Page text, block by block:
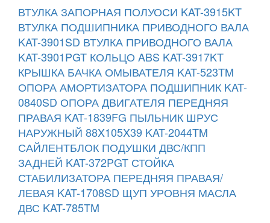
ВТУЛКА ЗАПОРНАЯ ПОЛУОСИ KAT-3915KT
ВТУЛКА ПОДШИПНИКА ПРИВОДНОГО ВАЛА
KAT-3901SD ВТУЛКА ПРИВОДНОГО ВАЛА
KAT-3901PGT КОЛЬЦО ABS KAT-3917KT
КРЫШКА БАЧКА ОМЫВАТЕЛЯ KAT-523TM
ОПОРА АМОРТИЗАТОРА ПОДШИПНИК KAT-
0840SD ОПОРА ДВИГАТЕЛЯ ПЕРЕДНЯЯ
ПРАВАЯ KAT-1839FG ПЫЛЬНИК ШРУС
НАРУЖНЫЙ 88X105X39 KAT-2044TM
САЙЛЕНТБЛОК ПОДУШКИ ДВС/КПП
ЗАДНЕЙ KAT-372PGT СТОЙКА
СТАБИЛИЗАТОРА ПЕРЕДНЯЯ ПРАВАЯ/
ЛЕВАЯ KAT-1708SD ЩУП УРОВНЯ МАСЛА
ДВС KAT-785TM